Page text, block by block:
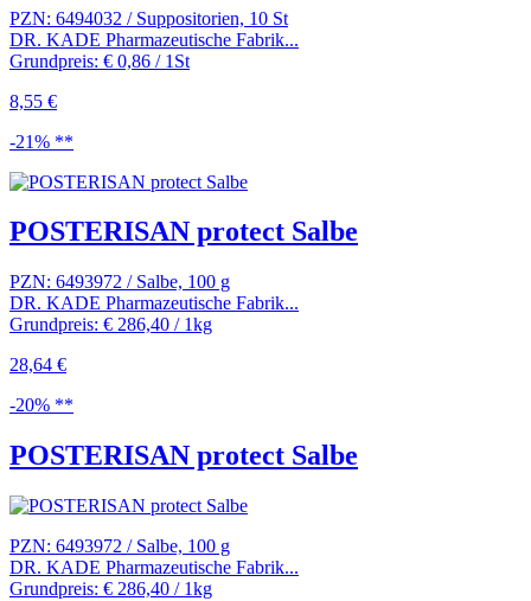
PZN: 6494032 / Suppositorien, 10 St
DR. KADE Pharmazeutische Fabrik...
Grundpreis: € 0,86 / 1St
8,55 €
-21% **
POSTERISAN protect Salbe
PZN: 6493972 / Salbe, 100 g
DR. KADE Pharmazeutische Fabrik...
Grundpreis: € 286,40 / 1kg
28,64 €
-20% **
POSTERISAN protect Salbe
PZN: 6493972 / Salbe, 100 g
DR. KADE Pharmazeutische Fabrik...
Grundpreis: € 286,40 / 1kg